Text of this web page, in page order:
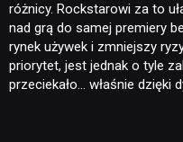
różnicy. Rockstarowi za to
nad grą do samej premiery
rynek używek i zmniejszy
priorytet, jest jednak o tyle
przeciekało… właśnie dzięki